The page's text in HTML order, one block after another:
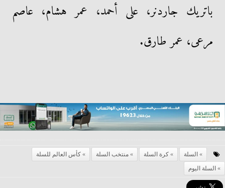
باتريك جاردنر، على أحمد، عمر هشام، عاصم
مرعى، عمر طارق.
السلة كرة السلة منتخب السلة
كأس العالم للسلة
السلة اليوم